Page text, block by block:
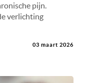
pijn.
verlichting
03 maart 2026